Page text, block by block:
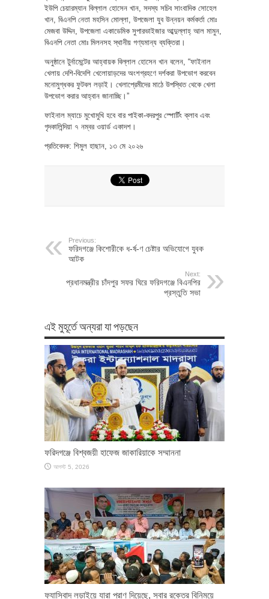
ইউপি চেয়ারম্যান বিল্লাল হোসেন খান, সদস্য সচিব সাংবাদিক সোহেল
খান, বিএনপি নেতা মহসিন মোল্লা, উপজেলা যুব উন্নয়ন কর্মকর্তা মোঃ
মেজবা উদ্দিন, উপজেলা একাডেমিক সুপারভাইজার আব্দুল্লাহ্ আল মামুন,
বিএনপি নেতা মোঃ মিলনসহ স্থানীয় গণ্যমান্য ব্যক্তিরা।
অনুষ্ঠানে টুর্নামেন্টের আহ্বায়ক বিল্লাল হোসেন খান বলেন, “ফাইনাল
খেলায় দেশি-বিদেশি খেলোয়াড়দের অংশগ্রহণে দর্শকরা উপভোগ করবেন
মনোমুগ্ধকর ফুটবল লড়াই। খেলাপ্রেমীদের মাঠে উপস্থিত থেকে খেলা
উপভোগ করার আহ্বান জানাচ্ছি।”
ফাইনাল ম্যাচে মুখোমুখি হবে বার পাইকা-বদরপুর স্পোর্টিং ক্লাব এবং
গৃদকালিন্দিয়া ৭ নম্বর ওয়ার্ড একাদশ।
প্রতিবেদক: শিমুল হাছান, ১৩ মে ২০২৬
Previous:
ফরিদগঞ্জে কিশোরীকে ধ-র্ষ-ণ চেষ্টার অভিযোগে যুবক
আটক
Next:
প্রধানমন্ত্রীর চাঁদপুর সফর ঘিরে ফরিদগঞ্জে বিএনপির
প্রস্তুতি সভা
এই মুহূর্তে অন্যরা যা পড়ছেন
ফরিদগঞ্জে বিশ্বজয়ী হাফেজ জাকারিয়াকে সম্মাননা
আগস্ট 5, 2026
ফ্যাসিবাদ লড়াইয়ে যারা প্রাণ দিয়েছে, সবার রক্তের বিনিময়ে